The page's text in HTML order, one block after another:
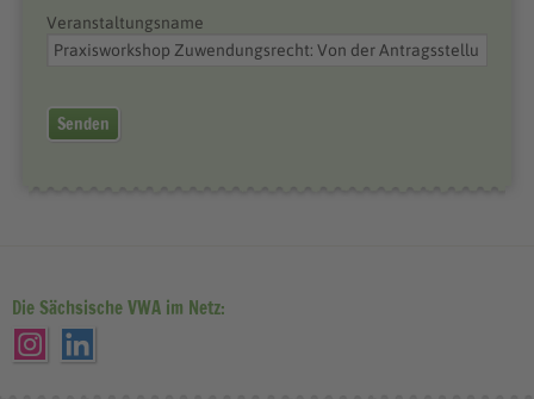
Veranstaltungsname
Senden
Die Sächsische VWA im Netz: